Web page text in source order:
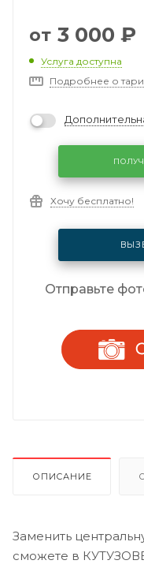
от 3 000 ₽
Услуга доступна
Подробнее о
Хочу бесплатно!
Отправьте
ОПИСАНИЕ
Заменить
сможете в